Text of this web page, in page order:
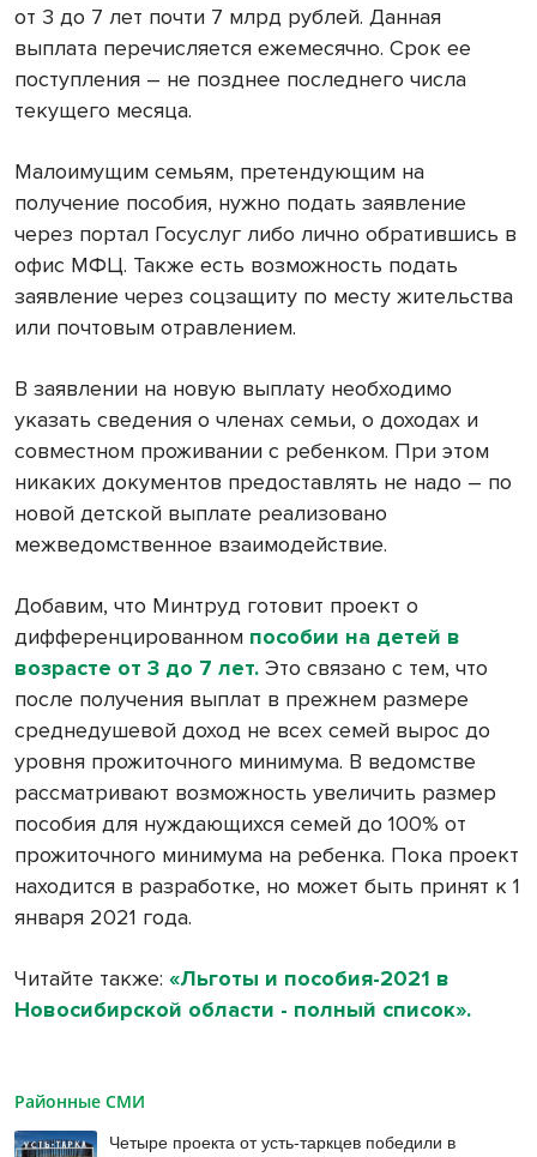
от 3 до 7 лет почти 7 млрд рублей. Данная
выплата перечисляется ежемесячно. Срок ее
поступления – не позднее последнего числа
текущего месяца.
Малоимущим семьям, претендующим на
получение пособия, нужно подать заявление
через портал Госуслуг либо лично обратившись в
офис МФЦ. Также есть возможность подать
заявление через соцзащиту по месту жительства
или почтовым отравлением.
В заявлении на новую выплату необходимо
указать сведения о членах семьи, о доходах и
совместном проживании с ребенком. При этом
никаких документов предоставлять не надо – по
новой детской выплате реализовано
межведомственное взаимодействие.
Добавим, что Минтруд готовит проект о
дифференцированном пособии на детей в
возрасте от 3 до 7 лет. Это связано с тем, что
после получения выплат в прежнем размере
среднедушевой доход не всех семей вырос до
уровня прожиточного минимума. В ведомстве
рассматривают возможность увеличить размер
пособия для нуждающихся семей до 100% от
прожиточного минимума на ребенка. Пока проект
находится в разработке, но может быть принят к 1
января 2021 года.
Читайте также: «Льготы и пособия-2021 в
Новосибирской области - полный список».
Районные СМИ
Четыре проекта от усть-таркцев победили в